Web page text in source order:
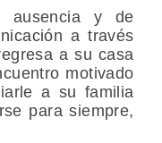
ausencia y de
a través
a su casa
motivado
a su familia
para siempre,